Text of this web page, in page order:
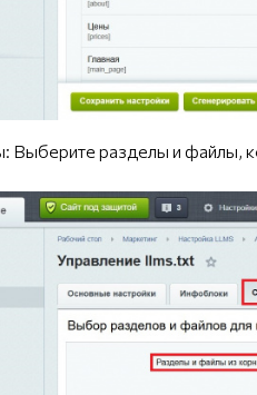
Выберите разделы и файлы,